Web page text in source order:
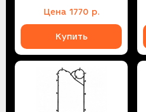
Цена 1770 р.
Купить